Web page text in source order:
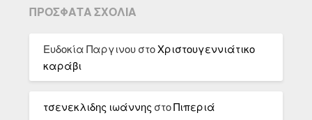
ΠΡΌΣΦΑΤΑ ΣΧΌΛΙΑ
Ευδοκία Παργινου στοΧριστουγεννιάτικο
καράβι
τσενεκλιδης ιωάννης στοΠιπεριά